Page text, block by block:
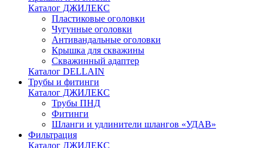
Каталог ДЖИЛЕКС
Пластиковые оголовки
Чугунные оголовки
Антивандальные оголовки
Крышка для скважины
Скважинный адаптер
Каталог DELLAIN
Трубы и фитинги
Каталог ДЖИЛЕКС
Трубы ПНД
Фитинги
Шланги и удлинители шлангов «УДАВ»
Фильтрация
Каталог ДЖИЛЕКС